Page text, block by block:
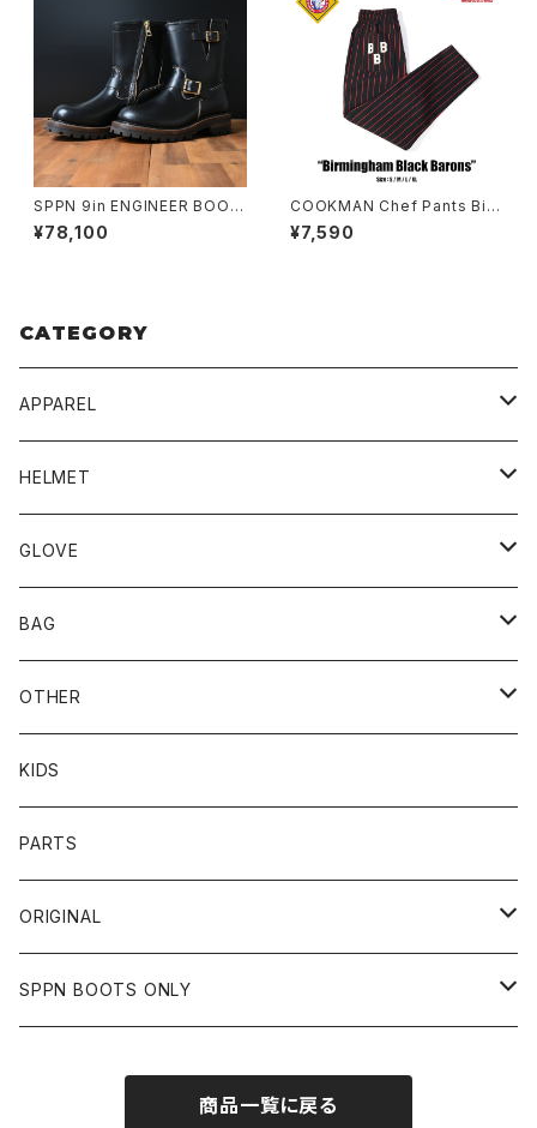
SPPN 9in ENGINEER BOOT
S BLACK TUMAZ
¥78,100
COOKMAN Chef Pants Bir
mingham Black Barons
¥7,590
CATEGORY
APPAREL
BLUCO
TOPS
BOTTOMS
UNCROWD
SHADE
TOPS
CYCLE ZOMBIES
TOPS
CAP
SCHOTT
OTHER
SHIRTS
VANSON
OTHER
SHIRTS
TOYS McCOY
OTHER
TOPS
VIN&AGE
WEAR
HARLEY DAVIDSON
HELMET
BUCO
SHOEI
DIN MARKET
72JAM
リード工業
GLOVE
MECHANIX WEAR
JRP
CHURCHILL
NAPA
DIN MARKET
BAG
DEGNER
ROUGH TAIL
DIN MARKET
STREAM TRAIL
BAG
OTHER
LEUS
HTC
SLOW WEAR LION
STANCE
KIDS
PARTS
ORIGINAL
TOPS
SPPN BOOTS ONLY
商品一覧に戻る